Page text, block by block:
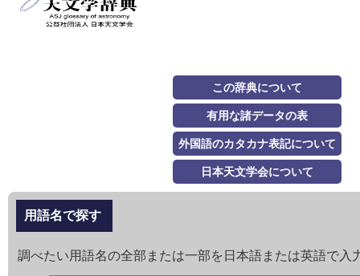
この辞典について
有用な諸データの表
外国語のカタカナ表記について
日本天文学会について
用語名で探す
調べたい用語名の全部または一部を日本語または英語で入